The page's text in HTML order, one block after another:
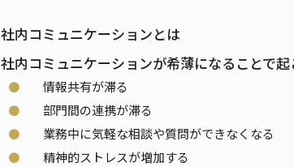
社内コミュニケーションとは
社内コミュニケーションが希薄になることで
⚫
情報共有が滞る
⚫
部門間の連携が滞る
⚫
業務中に気軽な相談や質問ができなくなる
⚫
精神的ストレスが増加する